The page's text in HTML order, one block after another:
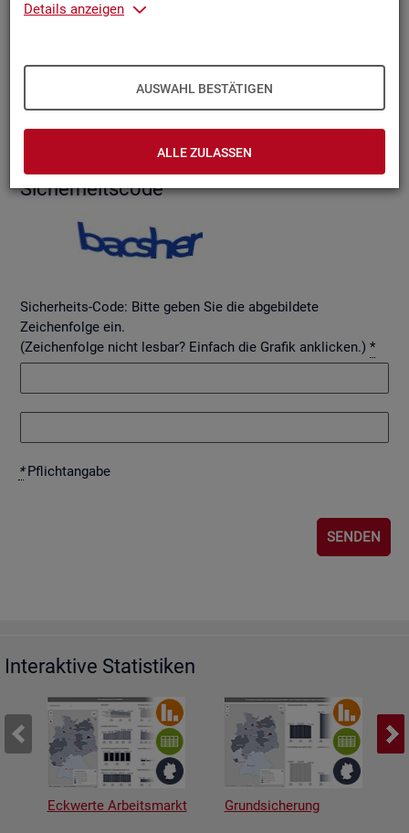
Details anzeigen
AUSWAHL BESTÄTIGEN
ALLE ZULASSEN
Si­cher­heits­code
Sicherheits-Code: Bitte geben Sie die abgebildete
Zeichenfolge ein.
(Zeichenfolge nicht lesbar? Einfach die Grafik anklicken.) *
*Pflicht­an­ga­be
Interaktive Statistiken
Eckwerte Arbeitsmarkt Grundsicherung